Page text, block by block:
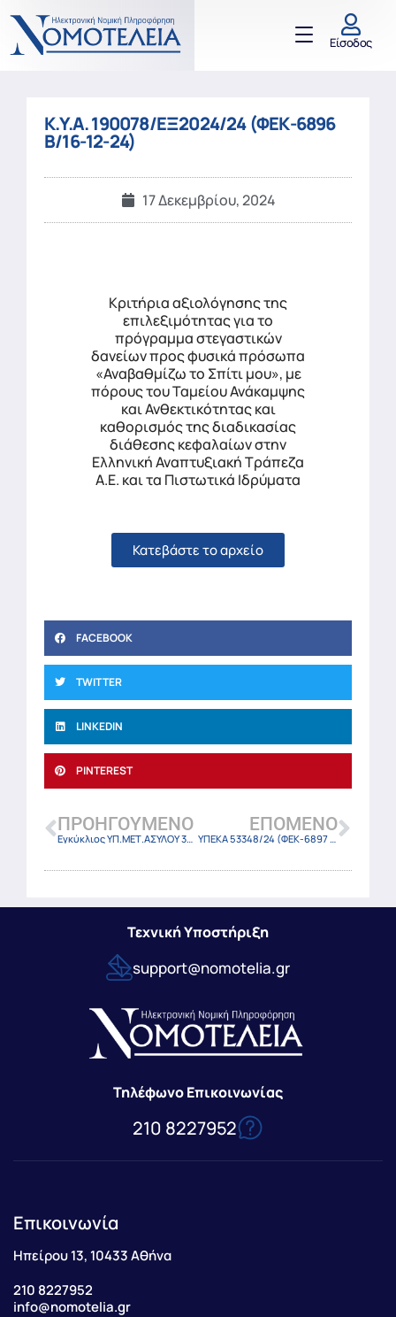
Είσοδος
K.Y.A. 190078/ΕΞ2024/24 (ΦΕΚ-6896
Β/16-12-24)
17 Δεκεμβρίου, 2024
Κριτήρια αξιολόγησης της
επιλεξιμότητας για το
πρόγραμμα στεγαστικών
δανείων προς φυσικά πρόσωπα
«Αναβαθμίζω το Σπίτι μου», με
πόρους του Ταμείου Ανάκαμψης
και Ανθεκτικότητας και
καθορισμός της διαδικασίας
διάθεσης κεφαλαίων στην
Ελληνική Αναπτυξιακή Τράπεζα
Α.Ε. και τα Πιστωτικά Ιδρύματα
Κατεβάστε το αρχείο
FACEBOOK
TWITTER
LINKEDIN
PINTEREST
ΠΡΟΗΓΟΎΜΕΝΟ
Εγκύκλιος ΥΠ.ΜΕΤ.ΑΣΥΛΟΥ 301704/16-12-24
ΕΠΌΜΕΝΟ
ΥΠΕΚΑ 53348/24 (ΦΕΚ-6897 Β/17-12-24)
Τεχνική Υποστήριξη
support@nomotelia.gr
Τηλέφωνο Επικοινωνίας
210 8227952
Επικοινωνία
Ηπείρου 13, 10433 Αθήνα
210 8227952
info@nomotelia.gr